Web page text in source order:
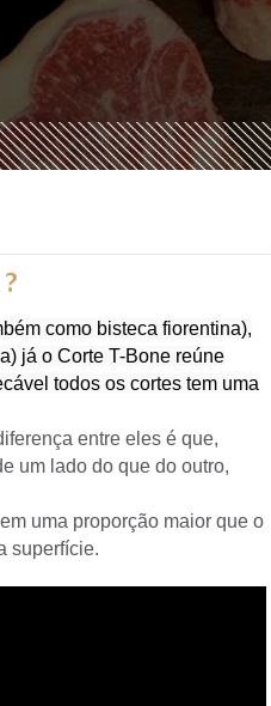
como bisteca fiorentina),
já o Corte T-Bone reúne
todos os cortes tem uma
entre eles é que,
um lado do que do outro,
uma proporção maior que o
superfície.